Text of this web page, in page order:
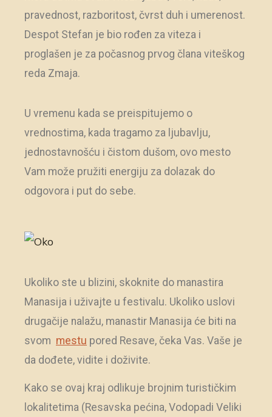
pravednost, razboritost, čvrst duh i umerenost.
Despot Stefan je bio rođen za viteza i
proglašen je za počasnog prvog člana viteškog
reda Zmaja.
U vremenu kada se preispitujemo o
vrednostima, kada tragamo za ljubavlju,
jednostavnošću i čistom dušom, ovo mesto
Vam može pružiti energiju za dolazak do
odgovora i put do sebe.
Ukoliko ste u blizini, skoknite do manastira
Manasija i uživajte u festivalu. Ukoliko uslovi
drugačije nalažu, manastir Manasija će biti na
svom mestu pored Resave, čeka Vas. Vaše je
da dođete, vidite i doživite.
Kako se ovaj kraj odlikuje brojnim turističkim
lokalitetima (Resavska pećina, Vodopadi Veliki